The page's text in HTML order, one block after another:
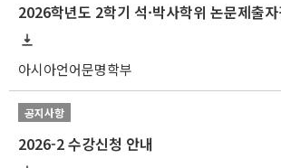
아시아언어문명학부
공지사항
2026-2 수강신청 안내